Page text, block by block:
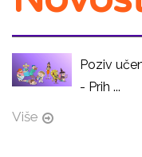
Poziv
- Prih ...
Više